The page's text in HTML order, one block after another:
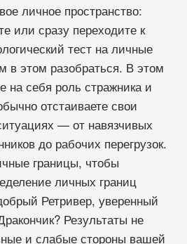
личное пространство:
или сразу переходите к
тест на личные
в этом разобраться. В этом
на себя роль стражника и
отстаиваете свои
— от навязчивых
до рабочих перегрузок.
границы, чтобы
личных границ
Ретривер, уверенный
Результаты не
и слабые стороны вашей